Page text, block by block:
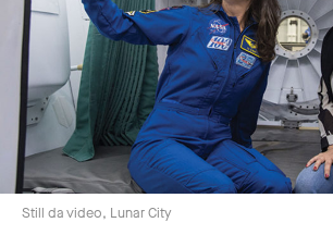
Still da video, Lunar City